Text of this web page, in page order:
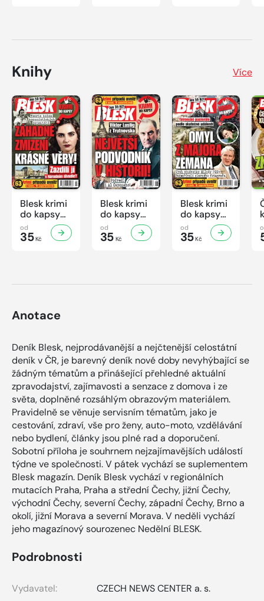
Knihy Více
Blesk krimi
do kapsy
č.7/2026
od
35Kč
Blesk krimi
do kapsy
č.6/2026
od
35Kč
Blesk krimi
do kapsy
č.5/2026
od
35Kč
Anotace
Deník Blesk, nejprodávanější a nejčtenější celostátní
deník v ČR, je barevný deník nové doby nevyhýbající se
žádným tématům a přinášející přehledné aktuální
zpravodajství, zajímavosti a senzace z domova i ze
světa, doplněné rozsáhlým obrazovým materiálem.
Pravidelně se věnuje servisním tématům, jako je
cestování, zdraví, vše pro ženy, auto-moto, vzdělávání
nebo bydlení, články jsou plné rad a doporučení.
Sobotní příloha je souhrnem nejzajímavějších událostí
týdne ve společnosti. V pátek vychází se suplementem
Blesk magazín. Deník Blesk vychází v regionálních
mutacích Praha, Praha a střední Čechy, jižní Čechy,
východní Čechy, severní Čechy, západní Čechy, Brno a
okolí, jižní Morava a severní Morava. V neděli vychází
jeho magazínový sourozenec Nedělní BLESK.
Podrobnosti
Vydavatel:
CZECH NEWS CENTER a. s.